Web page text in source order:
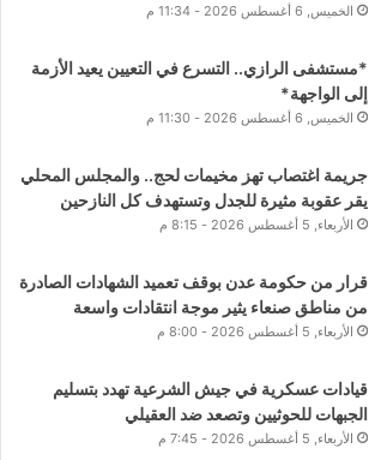
الخميس, 6 أغسطس 2026 - 11:34 م
*مستشفى الرازي.. التسرع في التعيين يعيد الأزمة
إلى الواجهة*
الخميس, 6 أغسطس 2026 - 11:30 م
جريمة اغتصاب تهز مخيمات لحج.. والمجلس المحلي
يقر عقوبة مثيرة للجدل وتستهدف كل النازحين
الأربعاء, 5 أغسطس 2026 - 8:15 م
قرار من حكومة عدن بوقف تعميد الشهادات الصادرة
من مناطق صنعاء يثير موجة انتقادات واسعة
الأربعاء, 5 أغسطس 2026 - 8:00 م
قيادات عسكرية في جيش الشرعية تهدد بتسليم
الجبهات للحوثيين وتصعد ضد العقيلي
الأربعاء, 5 أغسطس 2026 - 7:45 م